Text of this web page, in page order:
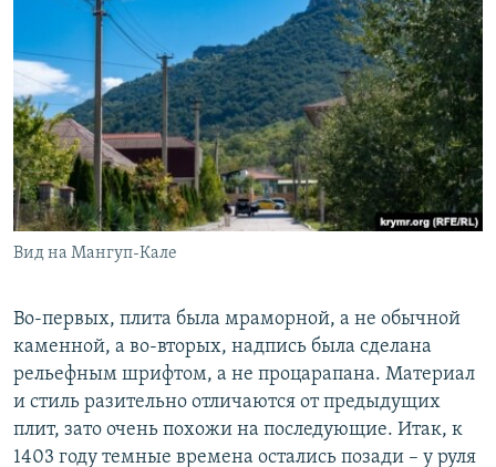
Вид на Мангуп-Кале
Во-первых, плита была мраморной, а не обычной
каменной, а во-вторых, надпись была сделана
рельефным шрифтом, а не процарапана. Материал
и стиль разительно отличаются от предыдущих
плит, зато очень похожи на последующие. Итак, к
1403 году темные времена остались позади – у руля